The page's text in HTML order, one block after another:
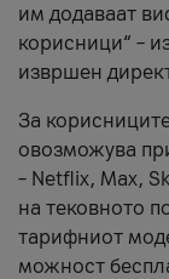
им додаваат
корисници“ –
извршен
За
овозможува
– Netflix, Max,
на тековното
тарифниот
можност